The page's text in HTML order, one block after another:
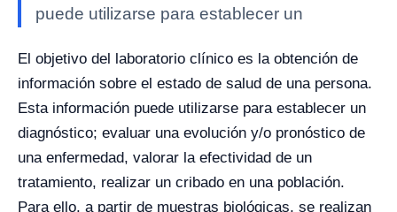
puede utilizarse para establecer un
El objetivo del laboratorio clínico es la obtención de
información sobre el estado de salud de una persona.
Esta información puede utilizarse para establecer un
diagnóstico; evaluar una evolución y/o pronóstico de
una enfermedad, valorar la efectividad de un
tratamiento, realizar un cribado en una población.
Para ello, a partir de muestras biológicas, se realizan